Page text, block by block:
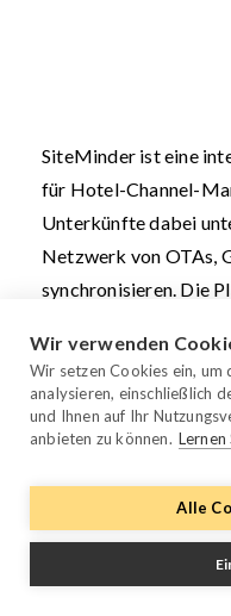
SiteMinder ist eine
für Hotel-Channel-
Unterkünfte dabei
Netzwerk von OTAs,
synchronisieren. Die
häufig von globalen
Online-Distribution
manuellen Updates
betrieblichen Risiken
SiteMinder ist in über
ermöglicht Hotels,
und die Distribution
Wir verwenden
Wir setzen Cookies ein, um
analysieren, einschließlich
und Ihnen auf Ihr
anbieten zu können. Lernen
Alle